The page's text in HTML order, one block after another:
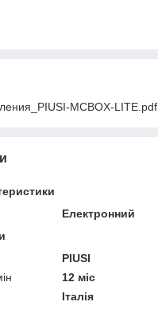
MCBOX-LITE.pdf
Електронний
PIUSI
12 міс
Італія